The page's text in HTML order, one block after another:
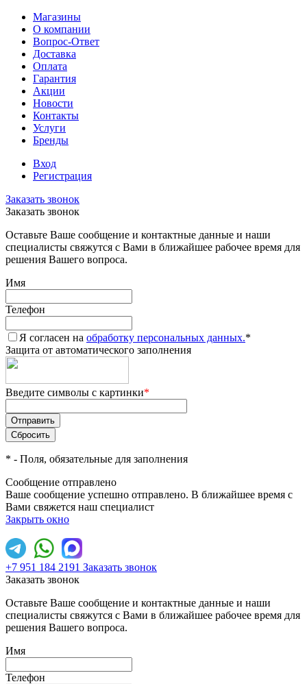
Магазины
О компании
Вопрос-Ответ
Доставка
Оплата
Гарантия
Акции
Новости
Контакты
Услуги
Бренды
Вход
Регистрация
Заказать звонок
Заказать звонок
Оставьте Ваше сообщение и контактные данные и наши
специалисты свяжутся с Вами в ближайшее рабочее время для
решения Вашего вопроса.
Имя
Телефон
Я согласен на обработку персональных данных.*
Защита от автоматического заполнения
Введите символы с картинки*
* - Поля, обязательные для заполнения
Сообщение отправлено
Ваше сообщение успешно отправлено. В ближайшее время с
Вами свяжется наш специалист
Закрыть окно
+7 951 184 2191 Заказать звонок
Заказать звонок
Оставьте Ваше сообщение и контактные данные и наши
специалисты свяжутся с Вами в ближайшее рабочее время для
решения Вашего вопроса.
Имя
Телефон